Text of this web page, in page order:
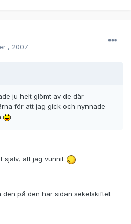
, 2007
ju helt glömt av de där
för att jag gick och nynnade
själv, att jag vunnit
den på den här sidan sekelskiftet